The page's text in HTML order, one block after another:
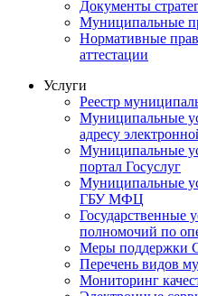
Документы
Муниципальные
Нормативные
аттестации
Услуги
Реестр
Муниципальные
адресу
Муниципальные
портал Госуслуг
Муниципальные
ГБУ МФЦ
Государственные
полномочий по
Меры поддержки
Перечень видов
Мониторинг